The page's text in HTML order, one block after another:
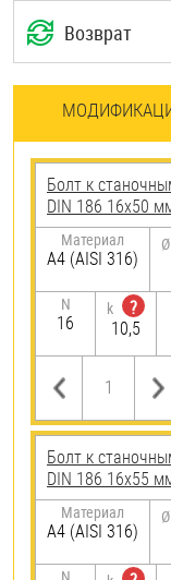
Возврат
Болт к
DIN 186 16х50
Материал
A4 (AISI 316)
Ø
N
16
k
?
10,5
Болт к
DIN 186 16х55
Материал
A4 (AISI 316)
Ø